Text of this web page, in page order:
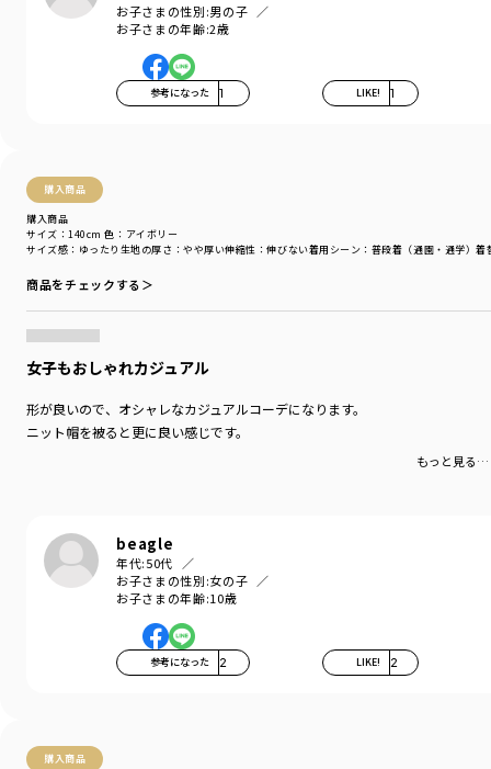
お子さまの性別:男の子
お子さまの年齢:2歳
参考になった 1 LIKE! 1
購入商品
購入商品
サイズ感 ：ゆったり 生地の厚さ ：やや厚い伸縮性 ：伸びない着用シーン ：普段着（通園・通学）着
サイズ：140cm 色：アイボリー
商品をチェックする＞
女子もおしゃれカジュアル
形が良いので、オシャレなカジュアルコーデになります。
ニット帽を被ると更に良い感じです。
もっと見る…
beagle
年代:50代
お子さまの性別:女の子
お子さまの年齢:10歳
参考になった 2 LIKE! 2
購入商品
後ろ姿もかっこよく見えるデザイン〇
更に股上がゆったり目のシルエットは今っぽく、
裾に向かって緩やかにすぼまったややテーパードで、
綺麗めなシーンでも、カジュアルなシーンでも
トップスのカラーを選ばない合わせやすい色展開。
コーディネートの幅が広がります。
-----
伸縮性：なし
濡れたままの放置はお避け下さい。
着用イメージ/カラー：ネイビーブルー
モデル：身長118cm 体重21kg
サイズ：サイズ120
カテゴリ
カラー
／ブラック
性別タイプ
／BOY
商品番号
／ 11-5132-362